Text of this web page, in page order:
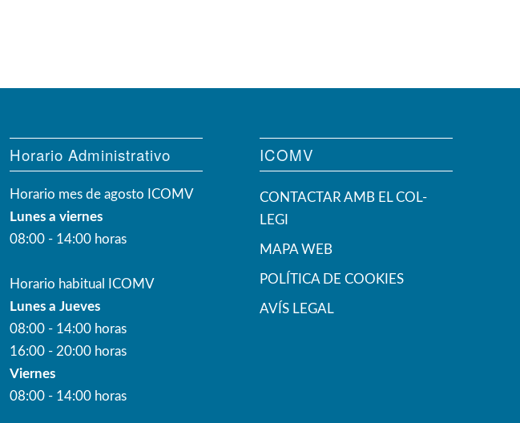
Horario Administrativo
Horario mes de agosto ICOMV
Lunes a viernes
08:00 - 14:00 horas
Horario habitual ICOMV
Lunes a Jueves
08:00 - 14:00 horas
16:00 - 20:00 horas
Viernes
08:00 - 14:00 horas
ICOMV
CONTACTAR AMB EL COL-
LEGI
MAPA WEB
POLÍTICA DE COOKIES
AVÍS LEGAL